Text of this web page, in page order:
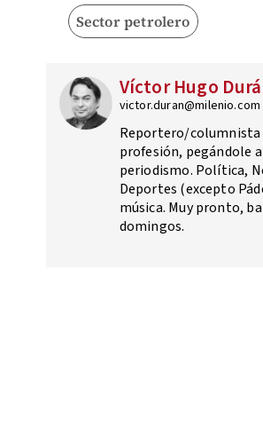
Sector petrolero
Víctor Hugo
victor.duran@milenio.com
Reportero/columnista
profesión, pegándole a
periodismo. Política,
Deportes (excepto
música. Muy pronto,
domingos.